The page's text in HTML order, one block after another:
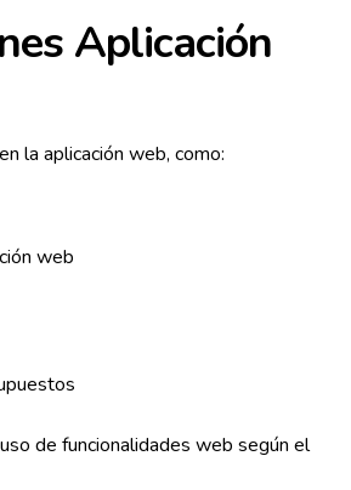
Aplicación
la aplicación web, como:
web
de funcionalidades web según el